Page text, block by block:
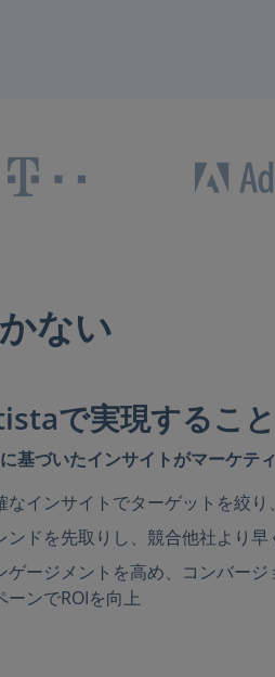
ない
で実現すること
基づいたインサイトがマーケテ
なインサイトでターゲットを絞
ンドを先取りし、競合他社より
ゲージメントを高め、コンバー
ーンでROIを向上